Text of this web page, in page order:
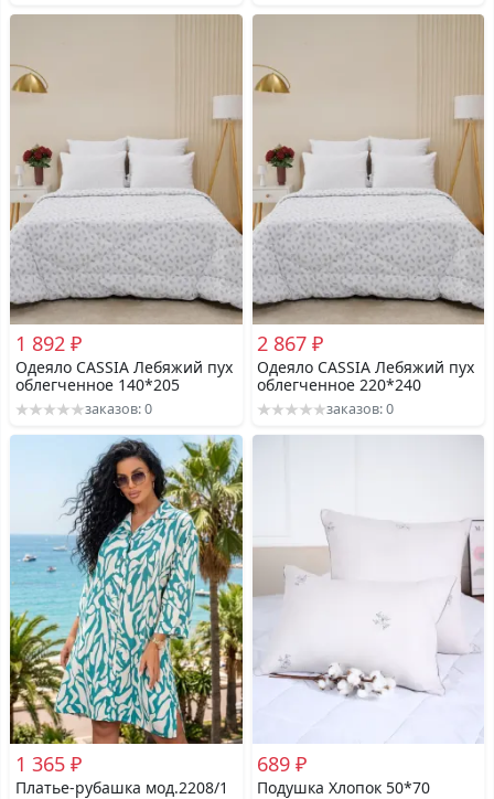
1 892 ₽
Одеяло CASSIA Лебяжий пух
облегченное 140*205
заказов: 0
2 867 ₽
Одеяло CASSIA Лебяжий пух
облегченное 220*240
заказов: 0
1 365 ₽
Платье-рубашка мод.2208/1
689 ₽
Подушка Хлопок 50*70